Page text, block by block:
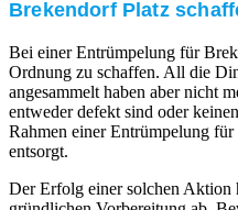
Brekendorf Platz
Bei einer Entrümpelung für
Ordnung zu schaffen. All die
angesammelt haben aber nicht
entweder defekt sind oder
Rahmen einer Entrümpelung
entsorgt.
Der Erfolg einer solchen Aktion